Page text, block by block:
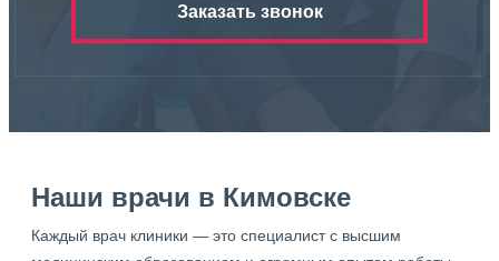
Заказать звонок
Наши врачи в Кимовске
Каждый врач клиники — это специалист с высшим